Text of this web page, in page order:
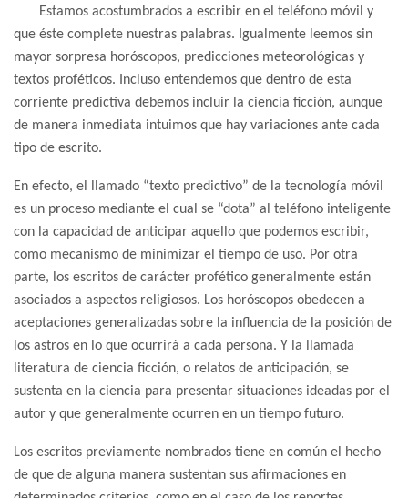
Estamos acostumbrados a escribir en el teléfono móvil y
que éste complete nuestras palabras. Igualmente leemos sin
mayor sorpresa horóscopos, predicciones meteorológicas y
textos proféticos. Incluso entendemos que dentro de esta
corriente predictiva debemos incluir la ciencia ficción, aunque
de manera inmediata intuimos que hay variaciones ante cada
tipo de escrito.
En efecto, el llamado “texto predictivo” de la tecnología móvil
es un proceso mediante el cual se “dota” al teléfono inteligente
con la capacidad de anticipar aquello que podemos escribir,
como mecanismo de minimizar el tiempo de uso. Por otra
parte, los escritos de carácter profético generalmente están
asociados a aspectos religiosos. Los horóscopos obedecen a
aceptaciones generalizadas sobre la influencia de la posición de
los astros en lo que ocurrirá a cada persona. Y la llamada
literatura de ciencia ficción, o relatos de anticipación, se
sustenta en la ciencia para presentar situaciones ideadas por el
autor y que generalmente ocurren en un tiempo futuro.
Los escritos previamente nombrados tiene en común el hecho
de que de alguna manera sustentan sus afirmaciones en